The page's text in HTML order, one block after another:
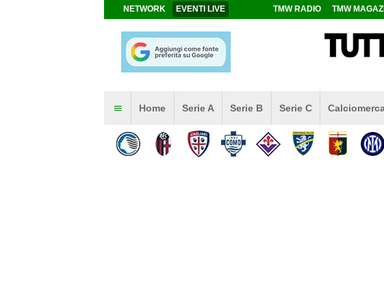
NETWORK EVENTI LIVE TMW RADIO TMW
Home Serie A Serie B Serie C